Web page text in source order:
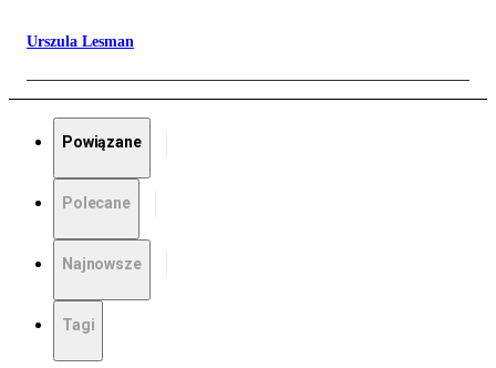
Urszula Lesman
Powiązane
Polecane
Najnowsze
Tagi